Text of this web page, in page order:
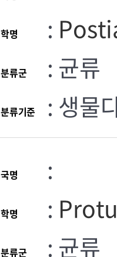
학명 :
분류군 : 균류
분류기준 : 생물
국명 :
학명 :
분류군 : 균류